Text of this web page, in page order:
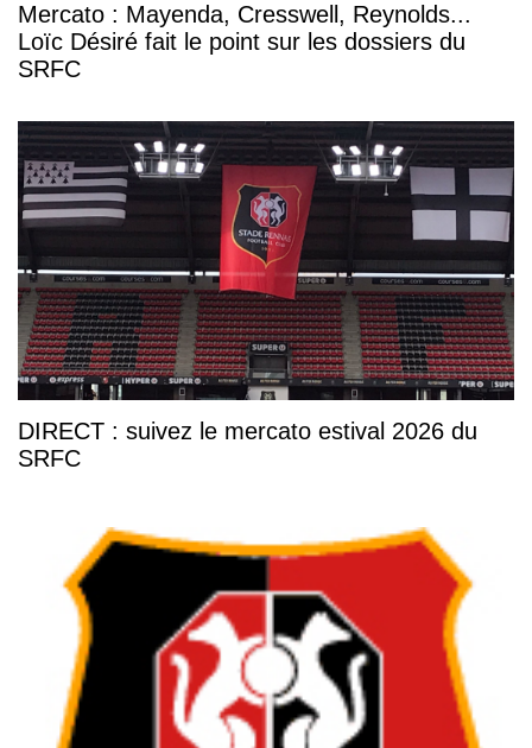
Mercato : Mayenda, Cresswell, Reynolds...
Loïc Désiré fait le point sur les dossiers du
SRFC
DIRECT : suivez le mercato estival 2026 du
SRFC